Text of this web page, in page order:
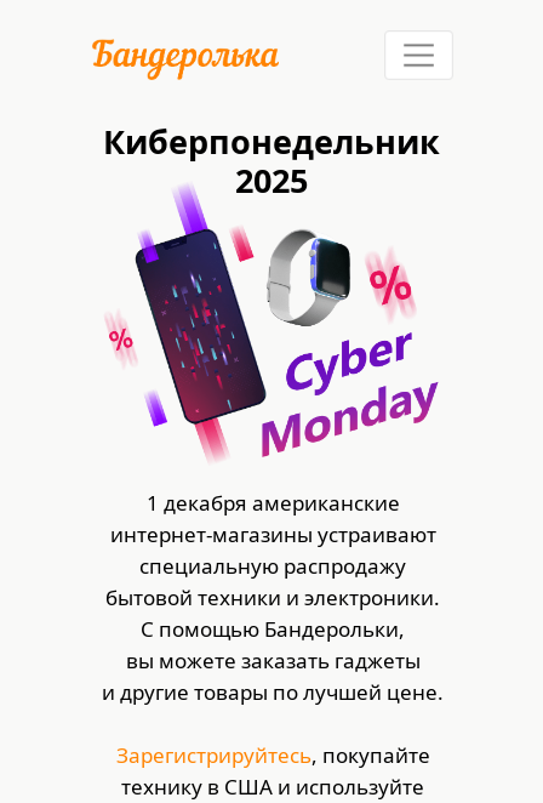
Где покупать
работает
Киберпонедельник
2025
1 декабря американские
интернет-магазины устраивают
специальную распродажу
бытовой техники и электроники.
С помощью Бандерольки,
вы можете заказать гаджеты
и другие товары по лучшей цене.
Зарегистрируйтесь, покупайте
технику в США и используйте